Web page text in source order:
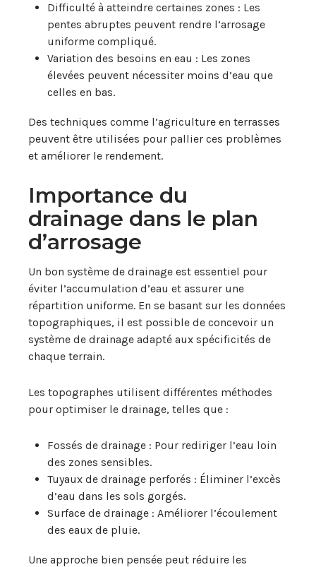
Difficulté à atteindre certaines zones : Les
pentes abruptes peuvent rendre l’arrosage
uniforme compliqué.
Variation des besoins en eau : Les zones
élevées peuvent nécessiter moins d’eau que
celles en bas.
Des techniques comme l’agriculture en terrasses
peuvent être utilisées pour pallier ces problèmes
et améliorer le rendement.
Importance du
drainage dans le plan
d’arrosage
Un bon système de drainage est essentiel pour
éviter l’accumulation d’eau et assurer une
répartition uniforme. En se basant sur les données
topographiques, il est possible de concevoir un
système de drainage adapté aux spécificités de
chaque terrain.
Les topographes utilisent différentes méthodes
pour optimiser le drainage, telles que :
Fossés de drainage : Pour rediriger l’eau loin
des zones sensibles.
Tuyaux de drainage perforés : Éliminer l’excès
d’eau dans les sols gorgés.
Surface de drainage : Améliorer l’écoulement
des eaux de pluie.
Une approche bien pensée peut réduire les